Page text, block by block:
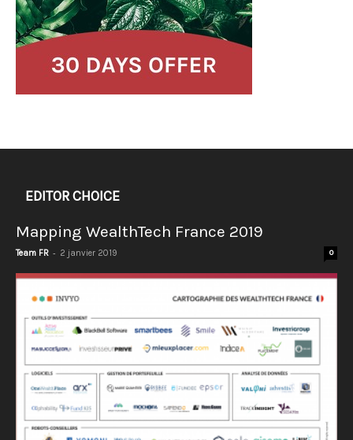
EDITOR CHOICE
Mapping WealthTech France 2019
Team FR - 2 janvier 2019 0